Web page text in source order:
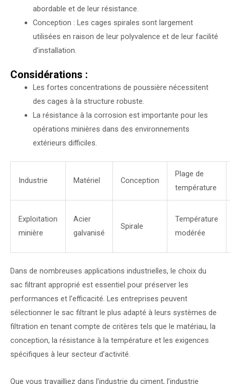
abordable et de leur résistance.
Conception : Les cages spirales sont largement
utilisées en raison de leur polyvalence et de leur facilité
d’installation.
Considérations :
Les fortes concentrations de poussière nécessitent
des cages à la structure robuste.
La résistance à la corrosion est importante pour les
opérations minières dans des environnements
extérieurs difficiles.
Industrie Matériel Conception
Plage de
température
Exploitation
minière
Acier
galvanisé
Spirale
Température
modérée
Dans de nombreuses applications industrielles, le choix du
sac filtrant approprié est essentiel pour préserver les
performances et l’efficacité. Les entreprises peuvent
sélectionner le sac filtrant le plus adapté à leurs systèmes de
filtration en tenant compte de critères tels que le matériau, la
conception, la résistance à la température et les exigences
spécifiques à leur secteur d’activité.
Que vous travailliez dans l’industrie du ciment, l’industrie